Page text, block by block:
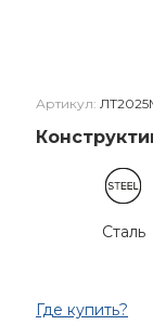
Артикул:
Сталь
Где купить?